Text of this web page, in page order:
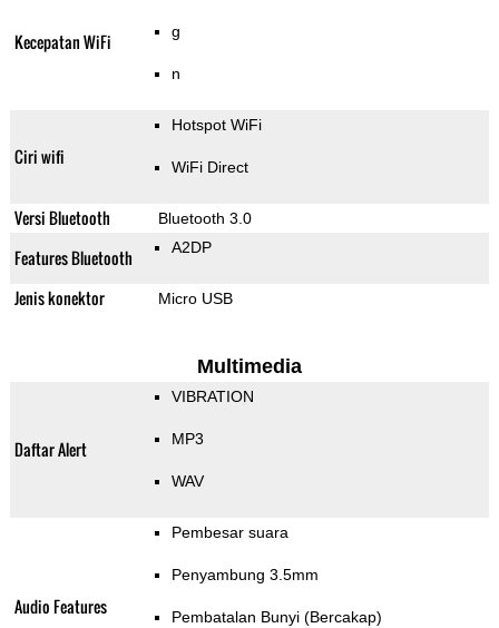
Kecepatan WiFi g
n
Ciri wifi
Hotspot WiFi
WiFi Direct
Versi Bluetooth Bluetooth 3.0
Features Bluetooth A2DP
Jenis konektor Micro USB
Multimedia
Daftar Alert
VIBRATION
MP3
WAV
Audio Features
Pembesar suara
Penyambung 3.5mm
Pembatalan Bunyi (Bercakap)